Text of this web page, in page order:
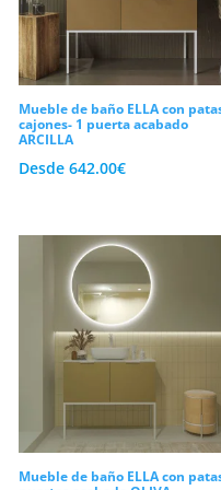
aire sofisticado
de inmediato.
personalizar tu
piedra
máxima
La resistencia
absoluta en
esta razón,
primas de
cada modelo.
superficies
minerales
Mueble de baño ELLA con
cajones- 1 puerta acabado
ARCILLA
Desde 642.00€
Mueble de baño ELLA con